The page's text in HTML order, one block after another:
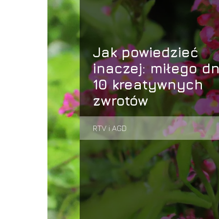
Jak powiedzieć
inaczej: miłego
10 kreatywnych
zwrotów
RTV i AGD